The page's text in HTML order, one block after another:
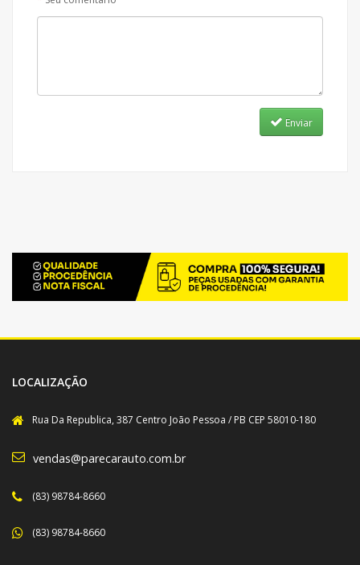
Enviar
LOCALIZAÇÃO
Rua Da Republica, 387 Centro João Pessoa / PB CEP 58010-180
vendas@parecarauto.com.br
(83) 98784-8660
(83) 98784-8660